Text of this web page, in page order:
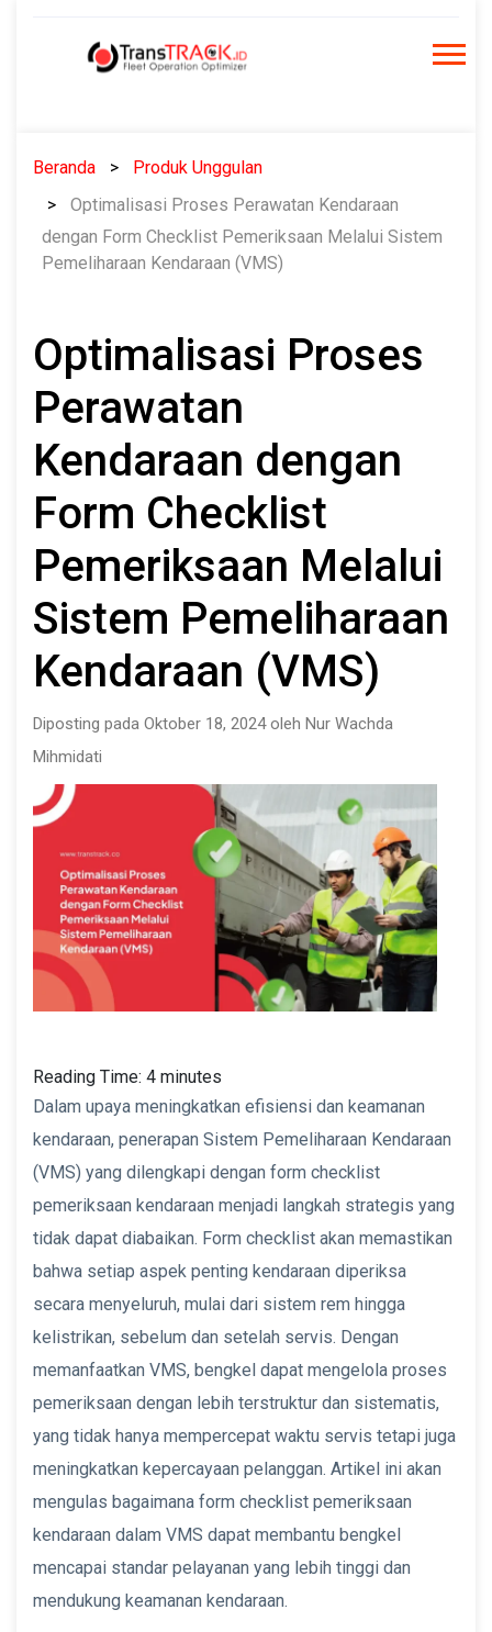
Beranda
Produk Unggulan
Optimalisasi Proses Perawatan Kendaraan
dengan Form Checklist Pemeriksaan Melalui Sistem
Pemeliharaan Kendaraan (VMS)
Optimalisasi Proses
Perawatan
Kendaraan dengan
Form Checklist
Pemeriksaan Melalui
Sistem Pemeliharaan
Kendaraan (VMS)
Diposting pada Oktober 18, 2024 oleh Nur Wachda
Mihmidati
Reading Time: 4 minutes
Dalam upaya meningkatkan efisiensi dan keamanan
kendaraan, penerapan Sistem Pemeliharaan Kendaraan
(VMS) yang dilengkapi dengan form checklist
pemeriksaan kendaraan menjadi langkah strategis yang
tidak dapat diabaikan. Form checklist akan memastikan
bahwa setiap aspek penting kendaraan diperiksa
secara menyeluruh, mulai dari sistem rem hingga
kelistrikan, sebelum dan setelah servis. Dengan
memanfaatkan VMS, bengkel dapat mengelola proses
pemeriksaan dengan lebih terstruktur dan sistematis,
yang tidak hanya mempercepat waktu servis tetapi juga
meningkatkan kepercayaan pelanggan. Artikel ini akan
mengulas bagaimana form checklist pemeriksaan
kendaraan dalam VMS dapat membantu bengkel
mencapai standar pelayanan yang lebih tinggi dan
mendukung keamanan kendaraan.